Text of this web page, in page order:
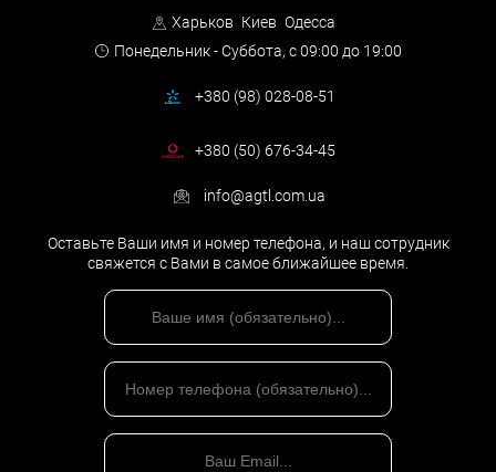
Харьков Киев Одесса
Понедельник - Суббота, с 09:00 до 19:00
+380 (98) 028-08-51
+380 (50) 676-34-45
info@agtl.com.ua
Оставьте Ваши имя и номер телефона, и наш сотрудник
свяжется с Вами в самое ближайшее время.